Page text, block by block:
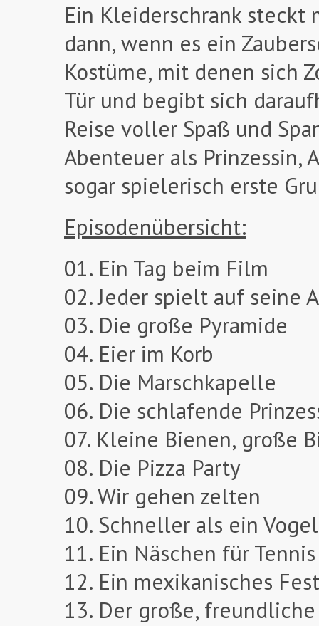
Ein Kleiderschrank steckt
dann, wenn es ein
Kostüme, mit denen sich
Tür und begibt sich
Reise voller Spaß und
Abenteuer als Prinzessin,
sogar spielerisch erste
Episodenübersicht:
01. Ein Tag beim Film
02. Jeder spielt auf seine
03. Die große Pyramide
04. Eier im Korb
05. Die Marschkapelle
06. Die schlafende
07. Kleine Bienen, große
08. Die Pizza Party
09. Wir gehen zelten
10. Schneller als ein
11. Ein Näschen für Tennis
12. Ein mexikanisches Fest
13. Der große,